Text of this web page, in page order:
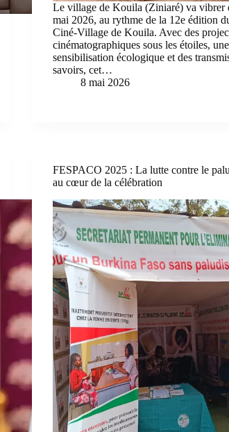
Le village de Kouila (Ziniaré) va vibrer
mai 2026, au rythme de la 12e édition
Ciné-Village de Kouila. Avec des
cinématographiques sous les étoiles, une
sensibilisation écologique et des
savoirs, cet…
8 mai 2026
FESPACO 2025 : La lutte contre le
au cœur de la célébration